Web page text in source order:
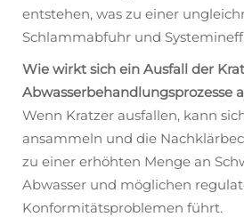
entstehen, was zu einer
Schlammabfuhr und
Wie wirkt sich ein Ausfall der
Abwasserbehandlungsprozesse
Wenn Kratzer ausfallen, kann
ansammeln und die
zu einer erhöhten Menge an
Abwasser und möglichen
Konformitätsproblemen führt.